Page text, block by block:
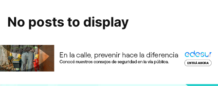
No posts to display